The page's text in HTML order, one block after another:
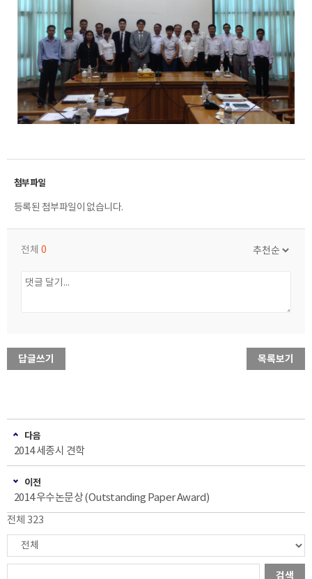
등록된 첨부파일이 없습니다.
전체 0
답글쓰기 목록보기
다음
2014 세종시 견학
이전
2014 우수논문상 (Outstanding Paper Award)
전체 323
검색